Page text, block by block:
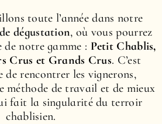
toute l’année dans notre
dégustation, où vous pourrez
de notre gamme : Petit Chablis,
Crus et Grands Crus. C’est
de rencontrer les vignerons,
méthode de travail et de mieux
fait la singularité du terroir
chablisien.